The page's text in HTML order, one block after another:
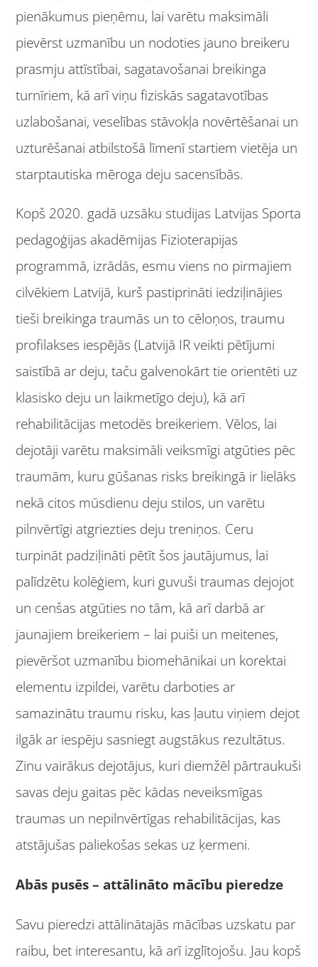
pienākumus pieņēmu, lai varētu maksimāli
pievērst uzmanību un nodoties jauno breikeru
prasmju attīstībai, sagatavošanai breikinga
turnīriem, kā arī viņu fiziskās sagatavotības
uzlabošanai, veselības stāvokļa novērtēšanai un
uzturēšanai atbilstošā līmenī startiem vietēja un
starptautiska mēroga deju sacensībās.
Kopš 2020. gadā uzsāku studijas Latvijas Sporta
pedagoģijas akadēmijas Fizioterapijas
programmā, izrādās, esmu viens no pirmajiem
cilvēkiem Latvijā, kurš pastiprināti iedziļinājies
tieši breikinga traumās un to cēloņos, traumu
profilakses iespējās (Latvijā IR veikti pētījumi
saistībā ar deju, taču galvenokārt tie orientēti uz
klasisko deju un laikmetīgo deju), kā arī
rehabilitācijas metodēs breikeriem. Vēlos, lai
dejotāji varētu maksimāli veiksmīgi atgūties pēc
traumām, kuru gūšanas risks breikingā ir lielāks
nekā citos mūsdienu deju stilos, un varētu
pilnvērtīgi atgriezties deju treniņos. Ceru
turpināt padziļināti pētīt šos jautājumus, lai
palīdzētu kolēģiem, kuri guvuši traumas dejojot
un cenšas atgūties no tām, kā arī darbā ar
jaunajiem breikeriem – lai puiši un meitenes,
pievēršot uzmanību biomehānikai un korektai
elementu izpildei, varētu darboties ar
samazinātu traumu risku, kas ļautu viņiem dejot
ilgāk ar iespēju sasniegt augstākus rezultātus.
Zinu vairākus dejotājus, kuri diemžēl pārtraukuši
savas deju gaitas pēc kādas neveiksmīgas
traumas un nepilnvērtīgas rehabilitācijas, kas
atstājušas paliekošas sekas uz ķermeni.
Abās pusēs – attālināto mācību pieredze
Savu pieredzi attālinātajās mācības uzskatu par
raibu, bet interesantu, kā arī izglītojošu. Jau kopš